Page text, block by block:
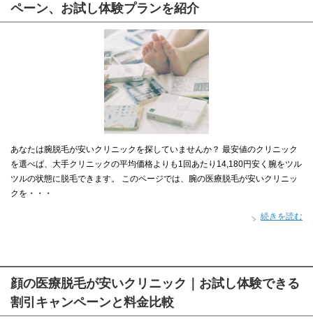
ペーン、お試し体験プランを紹介
あなたは腕脱毛が安いクリニックを探していませんか？ 最安値のクリニック
を選べば、大手クリニックの平均価格よりも1回あたり14,180円安く腕をツル
ツルの状態に脱毛できます。 このページでは、腕の医療脱毛が安いクリニッ
クを・・・
続きを読む
顔の医療脱毛が安いクリニック｜お試し体験できる
割引キャンペーンと料金比較